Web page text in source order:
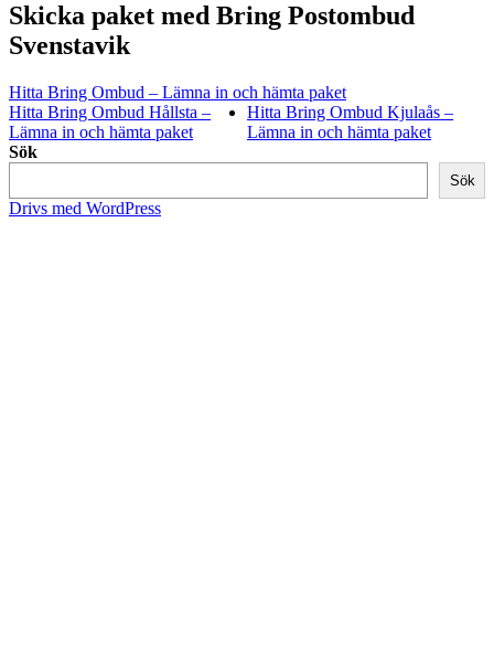
Skicka paket med Bring Postombud
Svenstavik
Hitta Bring Ombud – Lämna in och hämta paket
Hitta Bring Ombud Hållsta –
Lämna in och hämta paket
Hitta Bring Ombud Kjulaås –
Lämna in och hämta paket
Sök
Sök
Drivs med WordPress